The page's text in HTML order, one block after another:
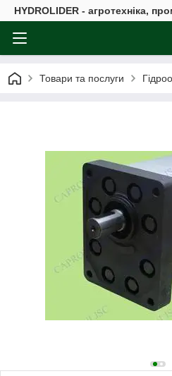
HYDROLIDER - агротехніка,
Товари та послуги